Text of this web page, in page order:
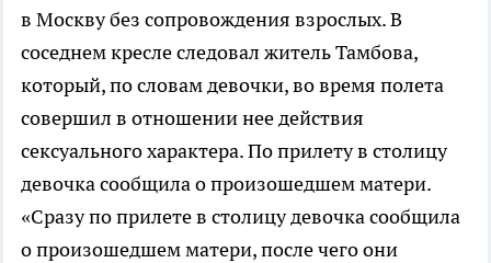
в Москву без сопровождения взрослых. В
соседнем кресле следовал житель Тамбова,
который, по словам девочки, во время полета
совершил в отношении нее действия
сексуального характера. По прилету в столицу
девочка сообщила о произошедшем матери.
«Сразу по прилете в столицу девочка сообщила
о произошедшем матери, после чего они